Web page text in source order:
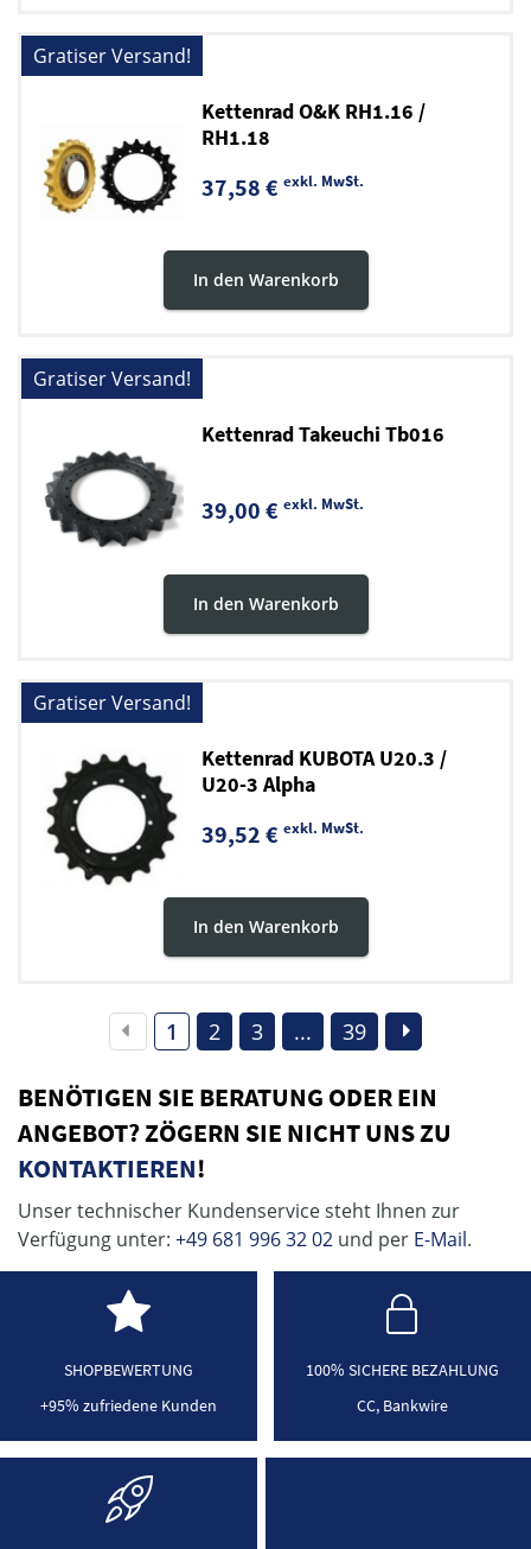
Gratiser Versand!
Kettenrad O&K RH1.16 /
RH1.18
37,58 €exkl. MwSt.
In den Warenkorb
Gratiser Versand!
Kettenrad Takeuchi Tb016
39,00 €exkl. MwSt.
In den Warenkorb
Gratiser Versand!
Kettenrad KUBOTA U20.3 /
U20-3 Alpha
39,52 €exkl. MwSt.
In den Warenkorb
1 2 3 ... 39
BENÖTIGEN SIE BERATUNG ODER EIN
ANGEBOT? ZÖGERN SIE NICHT UNS ZU
KONTAKTIEREN!
Unser technischer Kundenservice steht Ihnen zur
Verfügung unter: +49 681 996 32 02 und per E-Mail.
SHOPBEWERTUNG
+95% zufriedene Kunden
100% SICHERE BEZAHLUNG
CC, Bankwire